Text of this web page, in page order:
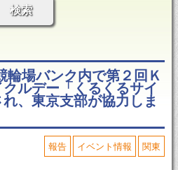
検索
輪場バンク内で第２回Ｋ
ルデー「くるくるサイ
、東京支部が協力しま
報告 イベント情報 関東